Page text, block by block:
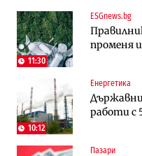
11:30
ESGnews.bg
променя
10:12
Енергетика
работи с
Пазари
Енергетика
АЕЦ
няколко
Digi&AI
Трафикът
медии
Публични
Столична
Отрасли
Компании